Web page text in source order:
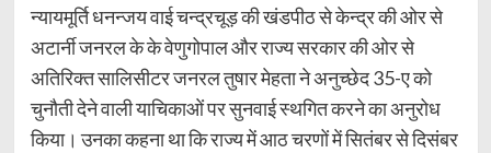
न्यायमूर्ति धनन्जय वाई चन्द्रचूड़ की खंडपीठ से केन्द्र की ओर से
अटार्नी जनरल के के वेणुगोपाल और राज्य सरकार की ओर से
अतिरिक्त सालिसीटर जनरल तुषार मेहता ने अनुच्छेद 35-ए को
चुनौती देने वाली याचिकाओं पर सुनवाई स्थगित करने का अनुरोध
किया। उनका कहना था कि राज्य में आठ चरणों में सितंबर से दिसंबर